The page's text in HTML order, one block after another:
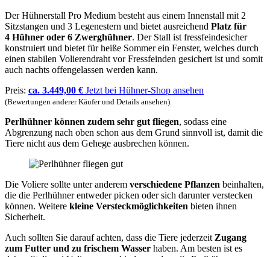
Der Hühnerstall Pro Medium besteht aus einem Innenstall mit 2
Sitzstangen und 3 Legenestern und bietet ausreichend Platz für
4 Hühner oder 6 Zwerghühner. Der Stall ist fressfeindesicher
konstruiert und bietet für heiße Sommer ein Fenster, welches durch
einen stabilen Volierendraht vor Fressfeinden gesichert ist und somit
auch nachts offengelassen werden kann.
Preis: ca. 3.449,00 € Jetzt bei Hühner-Shop ansehen
(Bewertungen anderer Käufer und Details ansehen)
Perlhühner können zudem sehr gut fliegen, sodass eine
Abgrenzung nach oben schon aus dem Grund sinnvoll ist, damit die
Tiere nicht aus dem Gehege ausbrechen können.
Die Voliere sollte unter anderem verschiedene Pflanzen beinhalten,
die die Perlhühner entweder picken oder sich darunter verstecken
können. Weitere kleine Versteckmöglichkeiten bieten ihnen
Sicherheit.
Auch sollten Sie darauf achten, dass die Tiere jederzeit Zugang
zum Futter und zu frischem Wasser haben. Am besten ist es